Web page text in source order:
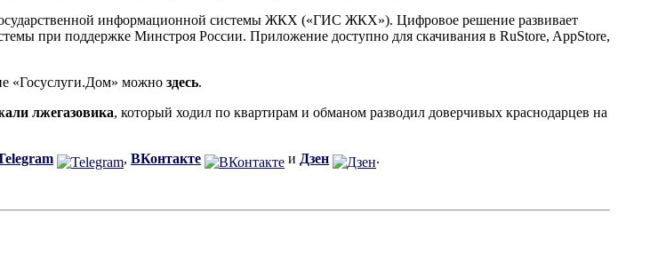
информационной системы ЖКХ («ГИС ЖКХ»). Цифровое решение развивает
при поддержке Минстроя России. Приложение доступно для скачивания в RuStore, AppStore,
«Госуслуги.Дом» можно здесь.
лжегазовика, который ходил по квартирам и обманом разводил доверчивых краснодарцев на
, ВКонтакте и Дзен .